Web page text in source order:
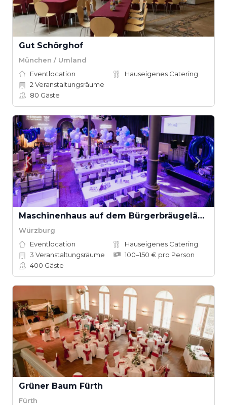
Gut Schörghof
München / Umland
Eventlocation
Hauseigenes Catering
2 Veranstaltungsräume
80 Gäste
Maschinenhaus auf dem Bürgerbräugelände in Würzburg
Würzburg
Eventlocation
Hauseigenes Catering
3 Veranstaltungsräume
100–150 € pro Person
400 Gäste
Grüner Baum Fürth
Fürth